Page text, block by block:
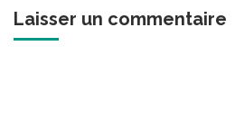
Laisser un commentaire